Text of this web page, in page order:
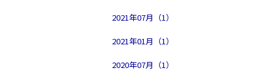
2021年07月（1）
2021年01月（1）
2020年07月（1）